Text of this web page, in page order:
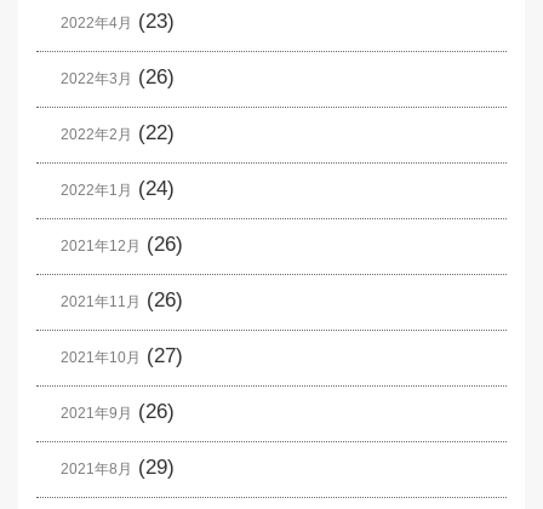
2022年4月 (23)
2022年3月 (26)
2022年2月 (22)
2022年1月 (24)
2021年12月 (26)
2021年11月 (26)
2021年10月 (27)
2021年9月 (26)
2021年8月 (29)